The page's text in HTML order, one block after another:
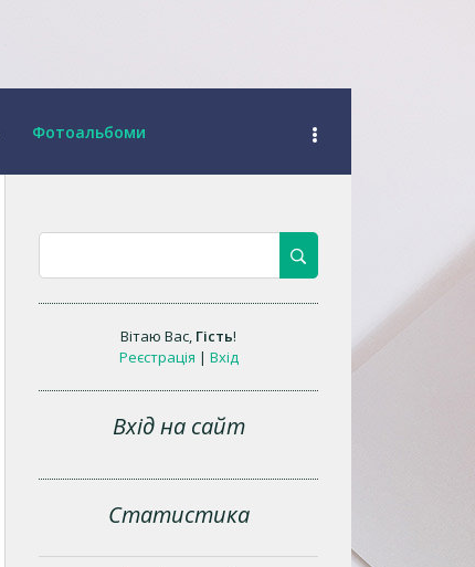
Фотоальбоми
Вітаю Вас, Гість!
Реєстрація | Вхід
Вхід на сайт
Статистика